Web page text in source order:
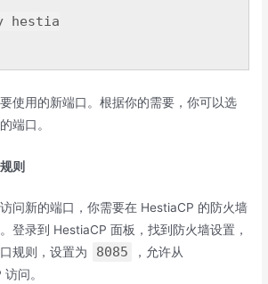
hestia
使用的新端口。根据你的需要，你可以选
端口。
则
问新的端口，你需要在 HestiaCP 的防火墙
登录到 HestiaCP 面板，找到防火墙设置，
规则，设置为
8085 ，允许从
问。